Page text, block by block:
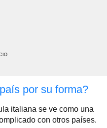
por su forma?
italiana se ve como una
con otros países.